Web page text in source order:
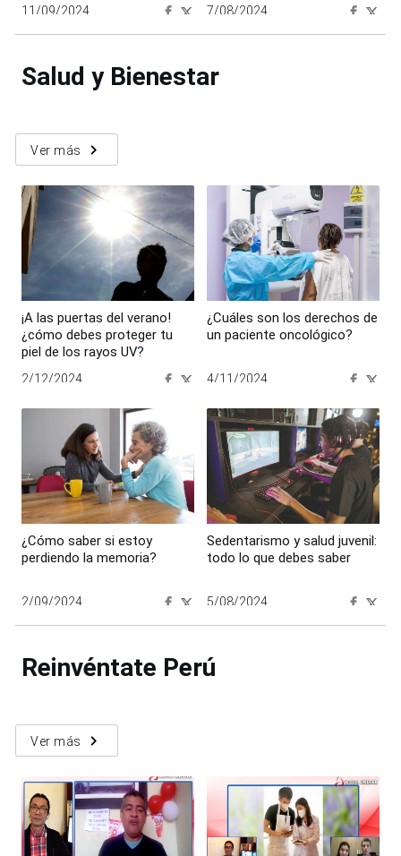
11/09/2024
7/08/2024
Salud y Bienestar
navigate_next
Ver más
¡A las puertas del verano!
¿cómo debes proteger tu
piel de los rayos UV?
2/12/2024
¿Cuáles son los derechos de
un paciente oncológico?
4/11/2024
¿Cómo saber si estoy
perdiendo la memoria?
2/09/2024
Sedentarismo y salud juvenil:
todo lo que debes saber
5/08/2024
Reinvéntate Perú
navigate_next
Ver más